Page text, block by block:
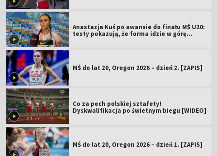
Anastazja Kuś po awansie do finału MŚ U20:
testy pokazują, że forma idzie w górę
MŚ do lat 20, Oregon 2026 – dzień 2. [ZAPIS]
Co za pech polskiej sztafety!
Dyskwalifikacja po świetnym biegu [WIDEO]
MŚ do lat 20, Oregon 2026 – dzień 1. [ZAPIS]